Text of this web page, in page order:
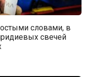
словами, в
свечей